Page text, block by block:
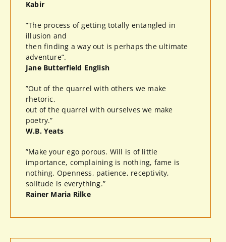
Kabir
”The process of getting totally entangled in
illusion and
then finding a way out is perhaps the ultimate
adventure”.
Jane Butterfield English
”Out of the quarrel with others we make
rhetoric,
out of the quarrel with ourselves we make
poetry.”
W.B. Yeats
”Make your ego porous. Will is of little
importance, complaining is nothing, fame is
nothing. Openness, patience, receptivity,
solitude is everything.”
Rainer Maria Rilke